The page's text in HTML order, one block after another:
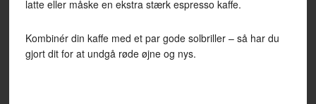
latte eller måske en ekstra stærk espresso kaffe.
Kombinér din kaffe med et par gode solbriller – så har du
gjort dit for at undgå røde øjne og nys.